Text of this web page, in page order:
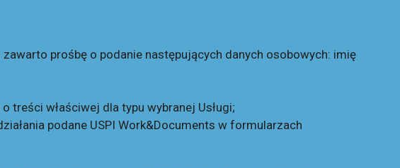
prośbę o podanie następujących danych osobowych: imię
właściwej dla typu wybranej Usługi;
podane USPI Work&Documents w formularzach